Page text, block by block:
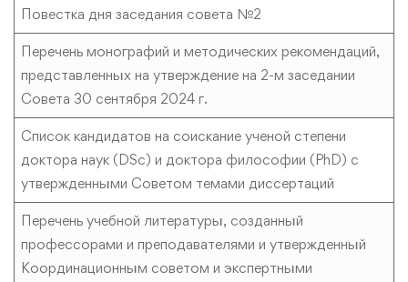
Повестка дня заседания совета №2
Перечень монографий и методических рекомендаций,
представленных на утверждение на 2-м заседании
Совета 30 сентября 2024 г.
Список кандидатов на соискание ученой степени
доктора наук (DSc) и доктора философии (PhD) с
утвержденными Советом темами диссертаций
Перечень учебной литературы, созданный
профессорами и преподавателями и утвержденный
Координационным советом и экспертными